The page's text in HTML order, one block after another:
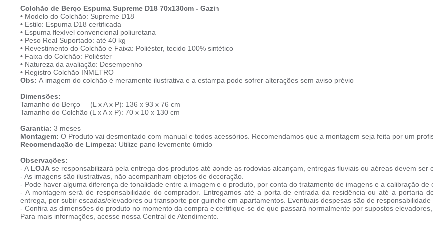
Colchão de Berço Espuma Supreme D18 70x130cm - Gazin
• Modelo do Colchão: Supreme D18
• Estilo: Espuma D18 certificada
• Espuma flexível convencional poliuretana
• Peso Real Suportado: até 40 kg
• Revestimento do Colchão e Faixa: Poliéster, tecido 100% sintético
• Faixa do Colchão: Poliéster
• Natureza da avaliação: Desempenho
• Registro Colchão INMETRO
Obs: A imagem do colchão é meramente ilustrativa e a estampa pode sofrer alterações sem aviso prévio
Dimensões:
Tamanho do Berço (L x A x P): 136 x 93 x 76 cm
Tamanho do Colchão (L x A x P): 70 x 10 x 130 cm
Garantia: 3 meses
Montagem: O Produto vai desmontado com manual e todos acessórios. Recomendamos que a montagem seja feita por um
Recomendação de Limpeza: Utilize pano levemente úmido
Observações:
- A LOJA se responsabilizará pela entrega dos produtos até aonde as rodovias alcançam, entregas fluviais ou aéreas devem ser
- As imagens são ilustrativas, não acompanham objetos de decoração.
- Pode haver alguma diferença de tonalidade entre a imagem e o produto, por conta do tratamento de imagens e a calibração de
- A montagem será de responsabilidade do comprador. Entregamos até a porta de entrada da residência ou até a portaria
entrega, por subir escadas/elevadores ou transporte por guincho em apartamentos. Eventuais despesas são de responsabilidade
- Confira as dimensões do produto no momento da compra e certifique-se de que passará normalmente por supostos
Para mais informações, acesse nossa Central de Atendimento.